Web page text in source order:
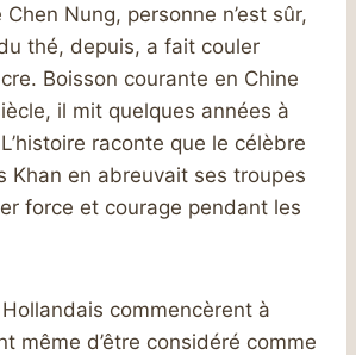
Chen Nung, personne n’est sûr,
thé, depuis, a fait couler
Boisson courante en Chine
il mit quelques années à
raconte que le célèbre
Khan en abreuvait ses troupes
force et courage pendant les
commencèrent à
même d’être considéré comme